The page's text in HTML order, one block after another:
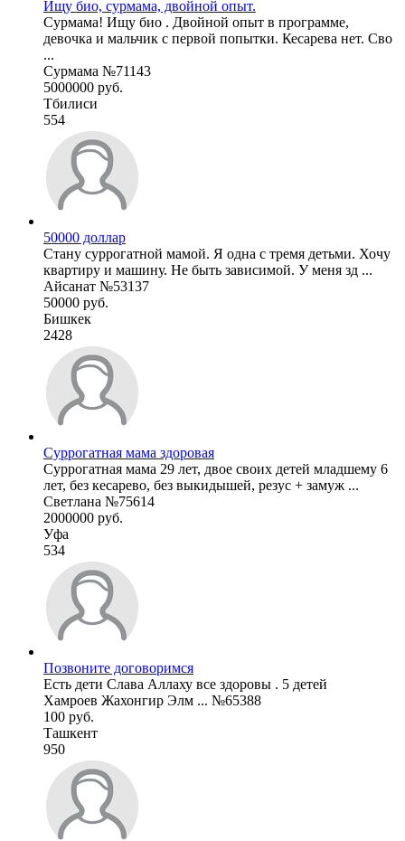
Ищу био, сурмама, двойной опыт.
Сурмама! Ищу био . Двойной опыт в программе,
девочка и мальчик с первой попытки. Кесарева нет. Сво
...
Сурмама №71143
5000000 руб.
Тбилиси
554
50000 доллар
Стану суррогатной мамой. Я одна с тремя детьми. Хочу
квартиру и машину. Не быть зависимой. У меня зд ...
Айсанат №53137
50000 руб.
Бишкек
2428
Суррогатная мама здоровая
Суррогатная мама 29 лет, двое своих детей младшему 6
лет, без кесарево, без выкидышей, резус + замуж ...
Светлана №75614
2000000 руб.
Уфа
534
Позвоните договоримся
Есть дети Слава Аллаху все здоровы . 5 детей
Хамроев Жахонгир Элм ... №65388
100 руб.
Ташкент
950